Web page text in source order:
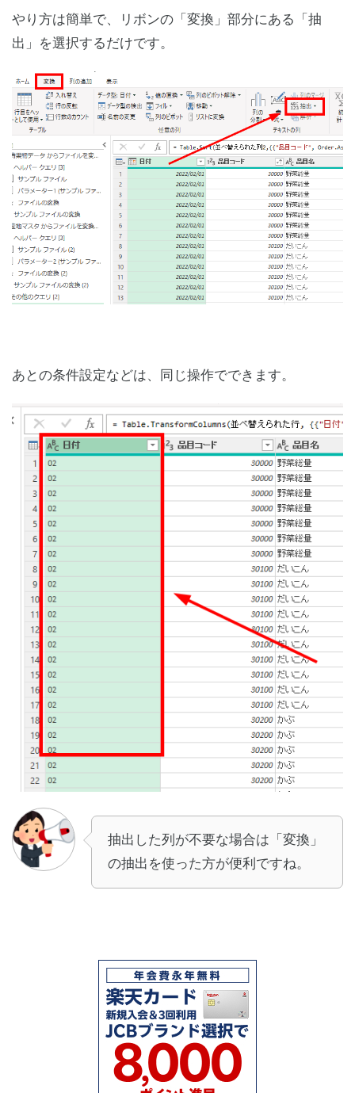
やり方は簡単で、リボンの「変換」部分にある「抽
出」を選択するだけです。
あとの条件設定などは、同じ操作でできます。
抽出した列が不要な場合は「変換」
の抽出を使った方が便利ですね。